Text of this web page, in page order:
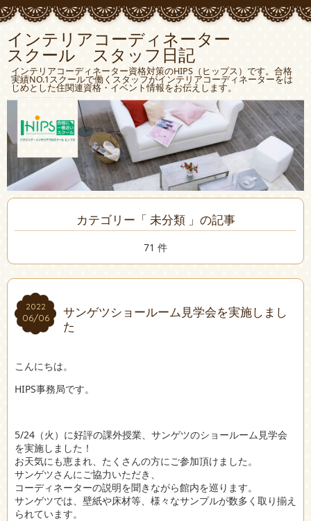
インテリアコーディネーター
スクール スタッフ日記
インテリアコーディネーター資格対策のHIPS（ヒップス）です。合格
実績NO.1スクールで働くスタッフがインテリアコーディネーターをは
じめとした住関連資格・イベント情報をお伝えします。
カテゴリー「 未分類 」の記事
71 件
2022
06/06
2022
06/06
サンゲツショールーム見学会を実施しまし
た
こんにちは。
HIPS事務局です。
5/24（火）に好評の課外授業、サンゲツのショールーム見学会
を実施しました！
お天気にも恵まれ、たくさんの方にご参加頂けました。
サンゲツさんにご協力いただき、
コーディネーターの説明を聞きながら館内を巡ります。
サンゲツでは、壁紙や床材等、様々なサンプルが数多く取り揃え
られています。